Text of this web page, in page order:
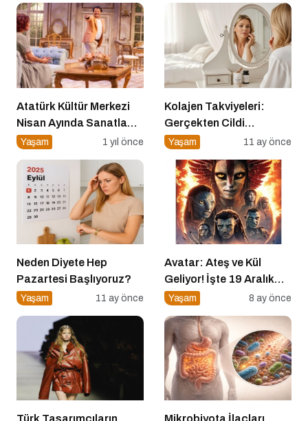
Atatürk Kültür Merkezi
Nisan Ayında Sanatla
Dolup Taşıyor
Yaşam 1 yıl önce
Kolajen Takviyeleri:
Gerçekten Cildi
Gençleştiriyor mu?
Yaşam 11 ay önce
Neden Diyete Hep
Pazartesi Başlıyoruz?
Yaşam 11 ay önce
Avatar: Ateş ve Kül
Geliyor! İşte 19 Aralık
Vizyon Filmleri
Yaşam 8 ay önce